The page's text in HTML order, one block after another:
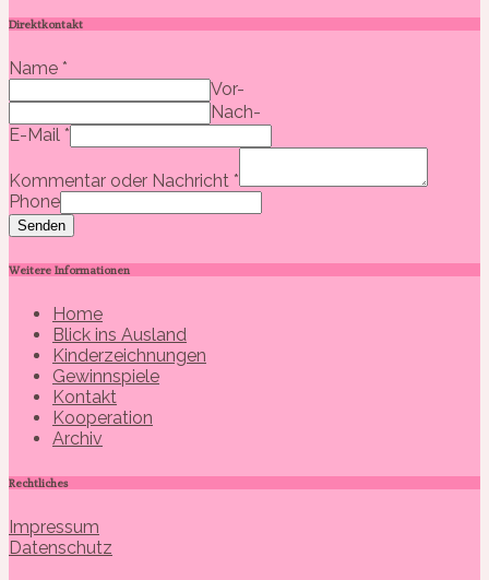
Direktkontakt
Name *
Vor-
Nach-
E-Mail *
Kommentar oder Nachricht *
Phone
Senden
Weitere Informationen
Home
Blick ins Ausland
Kinderzeichnungen
Gewinnspiele
Kontakt
Kooperation
Archiv
Rechtliches
Impressum
Datenschutz